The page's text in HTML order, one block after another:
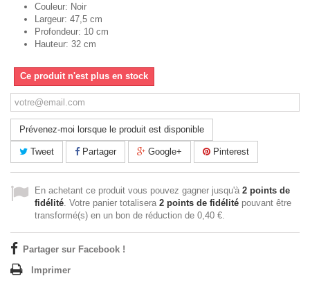
Couleur: Noir
Largeur: 47,5 cm
Profondeur: 10 cm
Hauteur: 32 cm
Ce produit n'est plus en stock
Prévenez-moi lorsque le produit est disponible
Tweet Partager Google+ Pinterest
En achetant ce produit vous pouvez gagner jusqu'à 2 points de
fidélité. Votre panier totalisera 2 points de fidélité pouvant être
transformé(s) en un bon de réduction de 0,40 €.
Partager sur Facebook !
Imprimer